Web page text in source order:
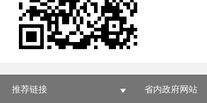
推荐链接 省内政府网站